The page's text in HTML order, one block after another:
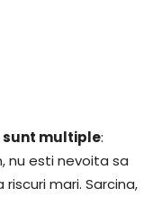
sunt multiple:
nu esti nevoita sa
mari. Sarcina,